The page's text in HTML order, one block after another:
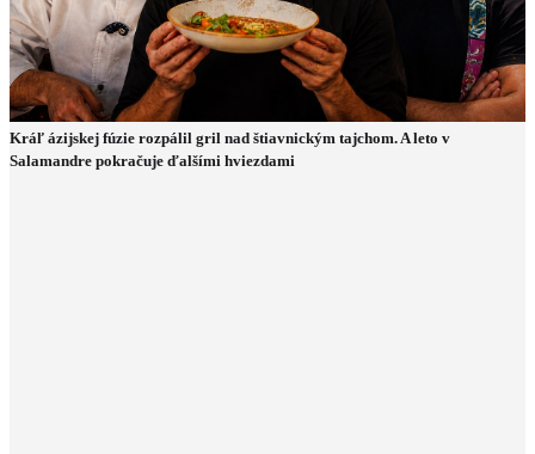
Kráľ ázijskej fúzie rozpálil gril nad štiavnickým tajchom. A leto v
Salamandre pokračuje ďalšími hviezdami